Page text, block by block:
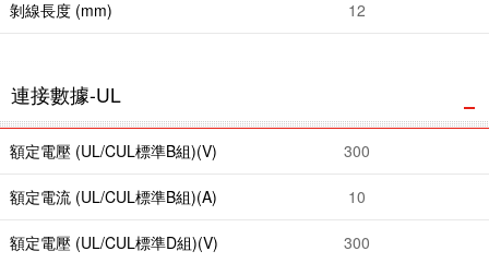
剝線長度 (mm) 12
連接數據-UL
額定電壓 (UL/CUL標準B組)(V) 300
額定電流 (UL/CUL標準B組)(A) 10
額定電壓 (UL/CUL標準D組)(V) 300